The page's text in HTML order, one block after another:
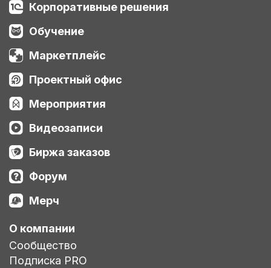
Корпоративные решения
Обучение
Маркетплейс
Проектный офис
Мероприятия
Видеозаписи
Биржа заказов
Форум
Мерч
О компании
Сообщество
Подписка PRO